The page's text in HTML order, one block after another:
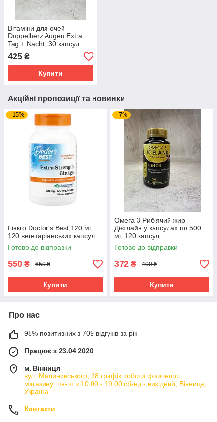
Вітаміни для очей
Doppelherz Augen Extra
Tag + Nacht, 30 капсул
425 ₴
Купити
Акційні пропозиції та новинки
–15%
Гінкго Doctor's Best,120 мг,
120 вегетаріанських капсул
Готово до відправки
550 ₴ 650 ₴
Купити
–7%
Омега 3 Риб'ячий жир,
Дієтлайн у капсулах по 500
мг, 120 капсул
Готово до відправки
372 ₴ 400 ₴
Купити
Про нас
98% позитивних з 709 відгуків за рік
Працює з 23.04.2020
м. Вінниця
вул. Малиновського, 38 графік роботи фізичного
магазину: пн-пт з 10:00 - 19:00 сб-нд - вихідний, Вінниця,
Україна
Контакти